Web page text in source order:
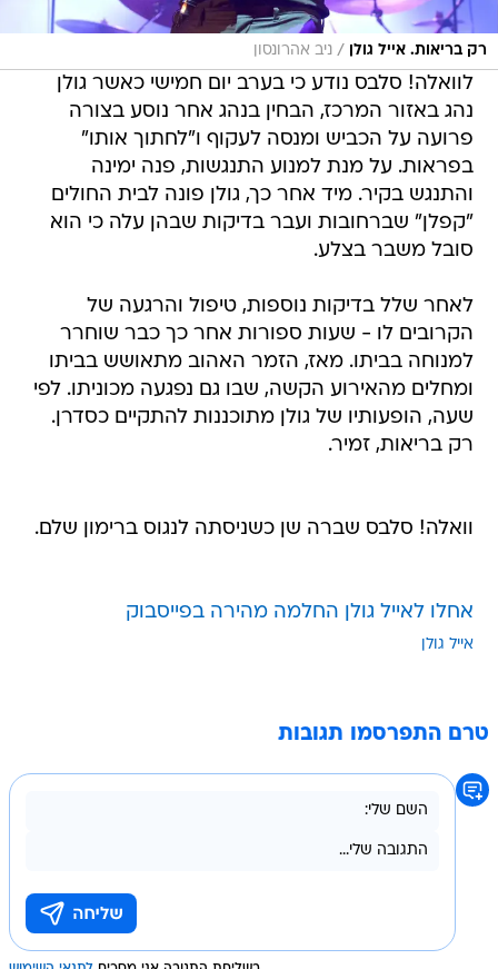
רק בריאות. אייל גולן / ניב אהרונסון
לוואלה! סלבס נודע כי בערב יום חמישי כאשר גולן
נהג באזור המרכז, הבחין בנהג אחר נוסע בצורה
פרועה על הכביש ומנסה לעקוף ו"לחתוך אותו"
בפראות. על מנת למנוע התנגשות, פנה ימינה
והתנגש בקיר. מיד אחר כך, גולן פונה לבית החולים
"קפלן" שברחובות ועבר בדיקות שבהן עלה כי הוא
סובל משבר בצלע.
לאחר שלל בדיקות נוספות, טיפול והרגעה של
הקרובים לו - שעות ספורות אחר כך כבר שוחרר
למנוחה בביתו. מאז, הזמר האהוב מתאושש בביתו
ומחלים מהאירוע הקשה, שבו גם נפגעה מכוניתו. לפי
שעה, הופעותיו של גולן מתוכננות להתקיים כסדרן.
רק בריאות, זמיר.
וואלה! סלבס שברה שן כשניסתה לנגוס ברימון שלם.
אחלו לאייל גולן החלמה מהירה בפייסבוק
אייל גולן
טרם התפרסמו תגובות